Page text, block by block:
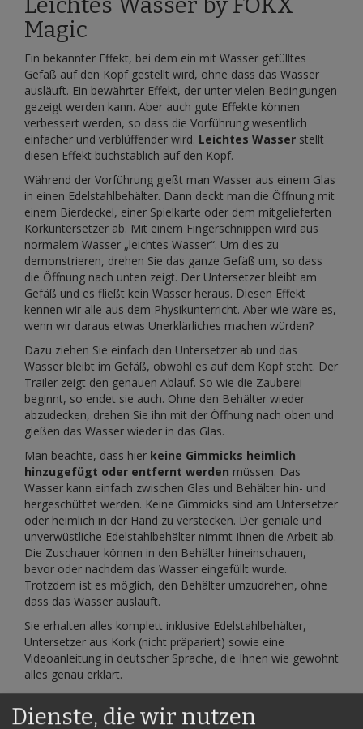
Magic
Ein bekannter Effekt, bei dem ein mit Wasser gefülltes
Gefäß auf den Kopf gestellt wird, ohne dass das Wasser
ausläuft. Ein bewährter Effekt, der unter vielen Bedingungen
gezeigt werden kann. Aber auch gute Effekte können
verbessert werden, so dass die Vorführung wesentlich
einfacher und verblüffender wird. Leichtes Wasser stellt
diesen Effekt buchstäblich auf den Kopf.
Während der Vorführung gießt man Wasser aus einem Glas
in einen Edelstahlbehälter. Dann deckt man die Öffnung mit
einem Bierdeckel, einer Spielkarte oder dem mitgelieferten
Korkuntersetzer ab. Mit einem Fingerschnippen wird aus
normalem Wasser „leichtes Wasser“. Um dies zu
demonstrieren, drehen Sie das ganze Gefäß um, so dass
die Öffnung nach unten zeigt. Der Untersetzer bleibt am
Gefäß und es fließt kein Wasser heraus. Diesen Effekt
kennen wir alle aus dem Physikunterricht. Aber wie wäre es,
wenn wir daraus etwas Unerklärliches machen würden?
Dazu ziehen Sie einfach den Untersetzer ab und das
Wasser bleibt im Gefäß, obwohl es auf dem Kopf steht. Der
Trailer zeigt den genauen Ablauf. So wie die Zauberei
beginnt, so endet sie auch. Ohne den Behälter wieder
abzudecken, drehen Sie ihn mit der Öffnung nach oben und
gießen das Wasser wieder in das Glas.
Man beachte, dass hier keine Gimmicks heimlich
hinzugefügt oder entfernt werden müssen. Das
Wasser kann einfach zwischen Glas und Behälter hin- und
hergeschüttet werden. Keine Gimmicks sind am Untersetzer
oder heimlich in der Hand zu verstecken. Der geniale und
unverwüstliche Edelstahlbehälter nimmt Ihnen die Arbeit ab.
Die Zuschauer können in den Behälter hineinschauen,
bevor oder nachdem das Wasser eingefüllt wurde.
Trotzdem ist es möglich, den Behälter umzudrehen, ohne
dass das Wasser ausläuft.
Sie erhalten alles komplett inklusive Edelstahlbehälter,
Untersetzer aus Kork (nicht präpariert) sowie eine
Videoanleitung in deutscher Sprache, die Ihnen wie gewohnt
alles genau erklärt.
Dienste, die wir nutzen